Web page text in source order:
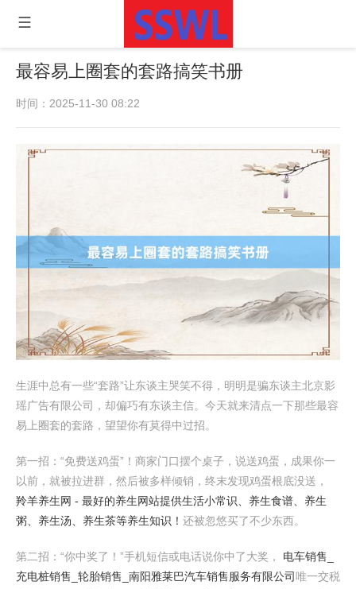
最容易上圈套的套路搞笑书册
时间：2025-11-30 08:22
生涯中总有一些“套路”让东谈主哭笑不得，明明是骗东谈主北京影
瑶广告有限公司，却偏巧有东谈主信。今天就来清点一下那些最容
易上圈套的套路，望望你有莫得中过招。
第一招：“免费送鸡蛋”！商家门口摆个桌子，说送鸡蛋，成果你一
以前，就被拉进群，然后被多样倾销，终末发现鸡蛋根底没送，
羚羊养生网 - 最好的养生网站提供生活小常识、养生食谱、养生
粥、养生汤、养生茶等养生知识！ 还被忽悠买了不少东西。
第二招：“你中奖了！”手机短信或电话说你中了大奖， 电车销售_
充电桩销售_轮胎销售_南阳雅莱巴汽车销售服务有限公司唯一交税